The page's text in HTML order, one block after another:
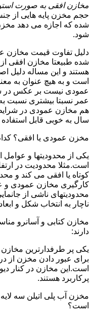
مخازن افقی به صورت
حجم مخزن پایه هایی از
شده که اجازه می دهد
شود.
دلیل تفاوت قیمت مخازن
شده طبیعتا مخازن افقی
هستند و این مساله دلیل
است و به هیچ عنوان به
عمودی نیست بر عکس در
عمر نسبتا بیشتری نسبت
هم مخازن عمودی در شرایط
سال به خوبی قابل استفاده
مخزن عمودی یا افقی؟
یکی از محدودیتها و
است.مثلا محدودیت در
کوتاه یا افقی می کند و
کارگیری مخازن عمودی و
محدودیتهای ناشی از
ناچار به انتخاب شکل و
مخازن کتابی و آسانرو
دارند:
یکی پر طرفدارترین
برای عبور دادن مخزن از
است.این مخازن در کنار
پرکاربرد هستند.
مخزن آب پلی اتیلن سه لایه
است؟